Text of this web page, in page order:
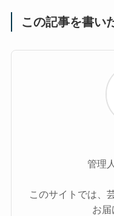
この記事を書い
管理
このサイトでは、
お届